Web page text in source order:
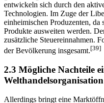
gleichzeitig die Qualität der
entwickeln sich durch den
Technologien. Im Zuge der
einheimischen Produzenten, da
Produkte ausweiten werden.
zusätzliche Steuereinnahmen.
2.3 Mögliche Nachteile